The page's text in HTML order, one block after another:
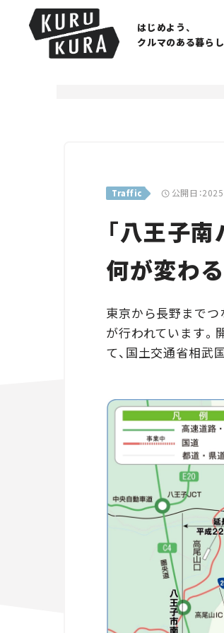
はじめよう、
クルマのある暮らし
Traffic 公開日：
「八王子
何が変わ
東京から長野までつ
が行われています。
て、国土交通省相武